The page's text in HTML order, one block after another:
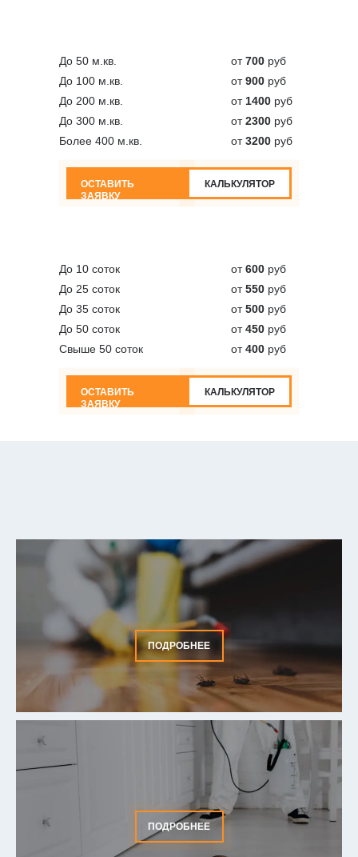
До 50 м.кв. от700 руб
До 100 м.кв.
от900 руб
До 200 м.кв.
от 1400 руб
До 300 м.кв.
от2300 руб
Более 400 м.кв.
от3200 руб
ОСТАВИТЬ
ЗАЯВКУ
КАЛЬКУЛЯТОР
До 10 соток от600 руб
До 25 соток
от550 руб
До 35 соток
от500 руб
До 50 соток
от450 руб
Свыше 50 соток
от400 руб
ОСТАВИТЬ
ЗАЯВКУ
КАЛЬКУЛЯТОР
ПОДРОБНЕЕ
ПОДРОБНЕЕ